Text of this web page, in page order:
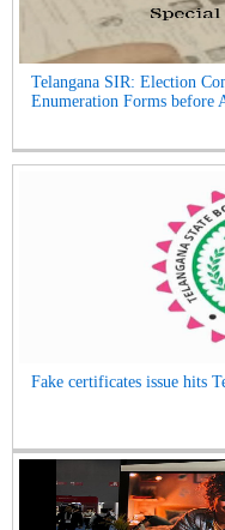
Telangana SIR: Election
Enumeration Forms before
Fake certificates issue hits